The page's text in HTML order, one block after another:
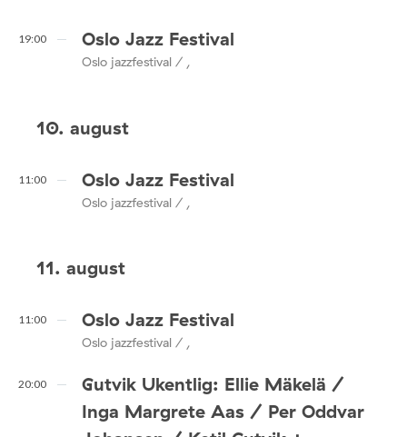
19:00 Oslo Jazz Festival
Oslo jazzfestival / ,
10. august
11:00 Oslo Jazz Festival
Oslo jazzfestival / ,
11. august
11:00 Oslo Jazz Festival
Oslo jazzfestival / ,
20:00
Gutvik Ukentlig: Ellie Mäkelä /
Inga Margrete Aas / Per Oddvar